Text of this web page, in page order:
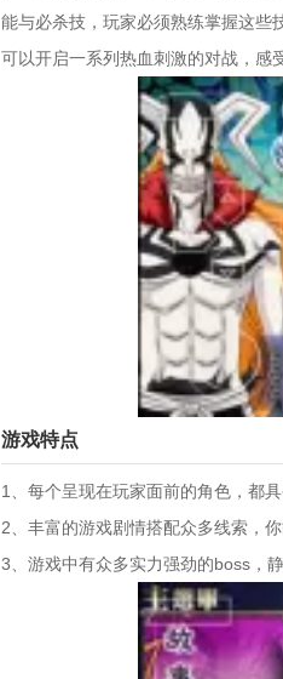
能与必杀技，玩家必须熟练掌握这些
可以开启一系列热血刺激的对战，感
游戏特点
1、每个呈现在玩家面前的角色，都
2、丰富的游戏剧情搭配众多线索，
3、游戏中有众多实力强劲的boss，